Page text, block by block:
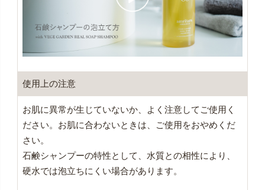
使用上の注意
お肌に異常が生じていないか、よく注意してご使用く
ださい。お肌に合わないときは、ご使用をおやめくだ
さい。
石鹸シャンプーの特性として、水質との相性により、
硬水では泡立ちにくい場合があります。